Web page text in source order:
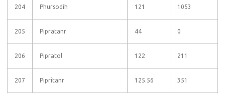
204 Phursodih 121 1053
205 Pipratanr 44 0
206 Pipratol 122 211
207 Pipritanr 125.56 351